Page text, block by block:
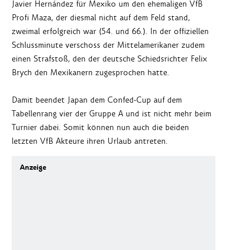
Javier Hernández für Mexiko um den ehemaligen VfB
Profi Maza, der diesmal nicht auf dem Feld stand,
zweimal erfolgreich war (54. und 66.). In der offiziellen
Schlussminute verschoss der Mittelamerikaner zudem
einen Strafstoß, den der deutsche Schiedsrichter Felix
Brych den Mexikanern zugesprochen hatte.
Damit beendet Japan dem Confed-Cup auf dem
Tabellenrang vier der Gruppe A und ist nicht mehr beim
Turnier dabei. Somit können nun auch die beiden
letzten VfB Akteure ihren Urlaub antreten.